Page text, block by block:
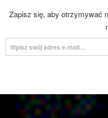
Zapisz się, aby otrzymywać
Wpisz swój adres e-mail…